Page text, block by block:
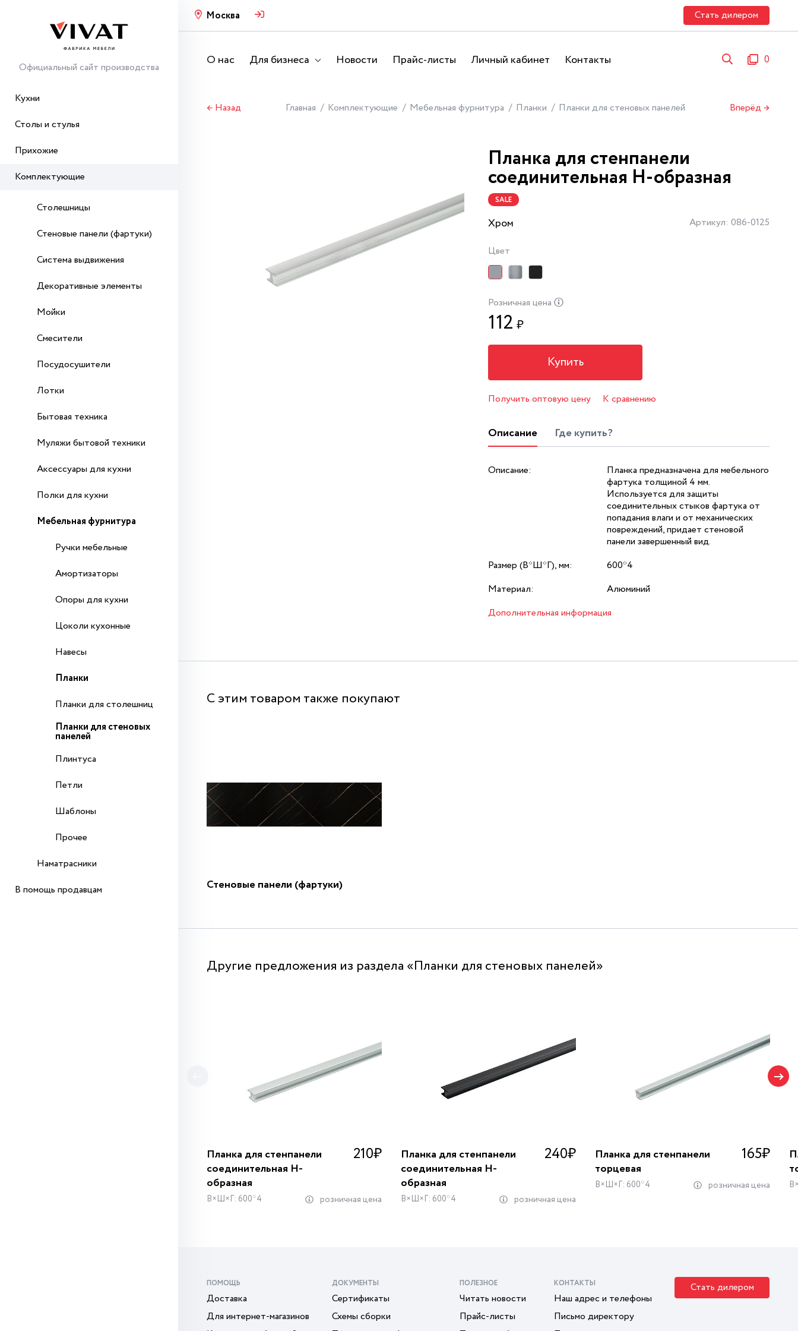
Официальный сайт производства
Кухни
Столы и стулья
Прихожие
Комплектующие
Столешницы
Стеновые панели (фартуки)
Система выдвижения
Декоративные элементы
Мойки
Смесители
Посудосушители
Лотки
Бытовая техника
Муляжи бытовой техники
Аксессуары для кухни
Полки для кухни
Мебельная фурнитура
Ручки мебельные
Амортизаторы
Опоры для кухни
Цоколи кухонные
Навесы
Планки
Планки для столешниц
Планки для стеновых
панелей
Плинтуса
Петли
Шаблоны
Прочее
Наматрасники
В помощь продавцам
Москва Стать дилером
О нас Для бизнеса Новости Прайс-листы Личный кабинет Контакты 0
← Назад Главная Комплектующие Мебельная фурнитура Планки Планки для стеновых панелей Вперёд →
Планка для стенпанели
соединительная Н-образная
SALE
Хром Артикул: 086-0125
Цвет
Розничная цена
112 ₽
Купить
Получить оптовую цену К сравнению
Описание Где купить?
Описание:
Планка предназначена для мебельного
фартука толщиной 4 мм.
Используется для защиты
соединительных стыков фартука от
попадания влаги и от механических
повреждений, придает стеновой
панели завершенный вид.
Размер (В*Ш*Г), мм:
600*4
Материал:
Алюминий
Дополнительная информация
С этим товаром также покупают
Стеновые панели (фартуки)
Другие предложения из раздела «Планки для стеновых панелей»
Планка для стенпанели
соединительная Н-
образная
210₽
В×Ш×Г: 600*4 розничная цена
Планка для стенпанели
соединительная Н-
образная
240₽
В×Ш×Г: 600*4 розничная цена
Планка для стенпанели
торцевая
165₽
В×Ш×Г: 600*4 розничная цена
ПОМОЩЬ
Доставка
Для интернет-магазинов
ДОКУМЕНТЫ
Сертификаты
Схемы сборки
ПОЛЕЗНОЕ
Читать новости
Прайс-листы
КОНТАКТЫ
Наш адрес и телефоны
Письмо директору
Стать дилером